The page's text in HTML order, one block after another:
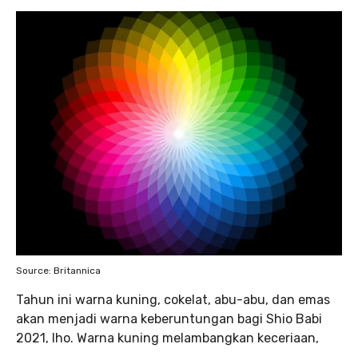
Source: Britannica
Tahun ini warna kuning, cokelat, abu-abu, dan emas
akan menjadi warna keberuntungan bagi Shio Babi
2021, lho. Warna kuning melambangkan keceriaan,